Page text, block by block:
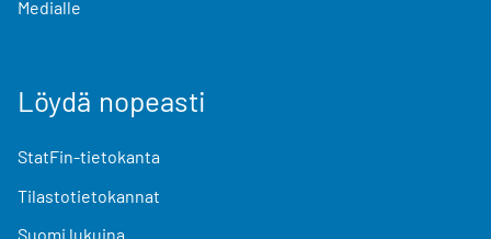
Medialle
Löydä nopeasti
StatFin-tietokanta
Tilastotietokannat
Suomi lukuina